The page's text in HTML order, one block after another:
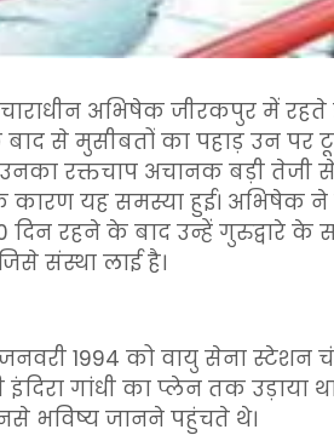
अभिषेक जीरकपुर में
से मुसीबतों का पहाड़ उन पर
रक्तचाप अचानक बड़ी तेजी से
के कारण यह समस्या हुई।
रहने के बाद उन्हें गुरुद्वारे के
संस्था लाई है।
1994 को वायु सेना स्टेशन
गांधी का प्लेन तक उड़ाया
भविष्य जानने पहुंचते थे।